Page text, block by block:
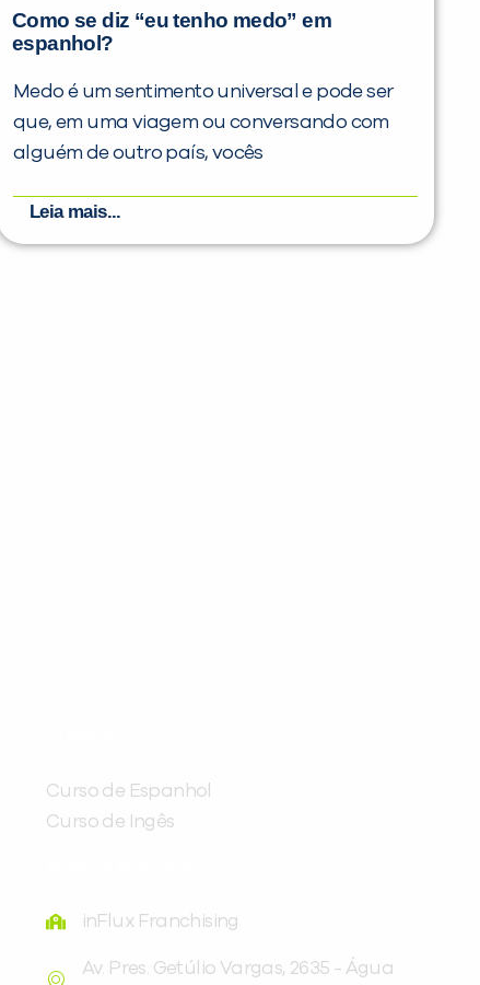
Como se diz “eu tenho medo” em
espanhol?
Medo é um sentimento universal e pode ser
que, em uma viagem ou conversando com
alguém de outro país, vocês
Leia mais...
Curso de Espanhol
Curso de Ingês
inFlux Franchising
Av. Pres. Getúlio Vargas, 2635 - Água